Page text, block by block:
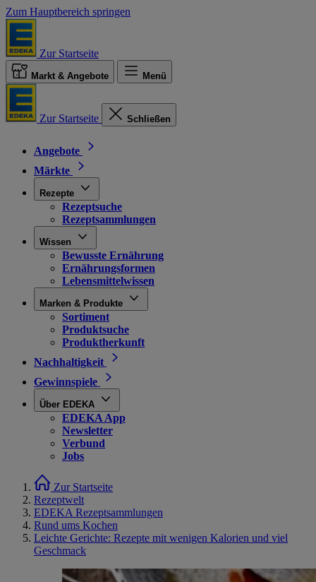
Zum Hauptbereich springen
Zur Startseite
Markt & Angebote Menü
Zur Startseite Schließen
Angebote
Märkte
Rezepte
Rezeptsuche
Rezeptsammlungen
Wissen
Bewusste Ernährung
Ernährungsformen
Lebensmittelwissen
Marken & Produkte
Sortiment
Produktsuche
Produktherkunft
Nachhaltigkeit
Gewinnspiele
Über EDEKA
EDEKA App
Newsletter
Verbund
Jobs
Zur Startseite
Rezeptwelt
EDEKA Rezeptsammlungen
Rund ums Kochen
Leichte Gerichte: Rezepte mit wenigen Kalorien und viel
Geschmack